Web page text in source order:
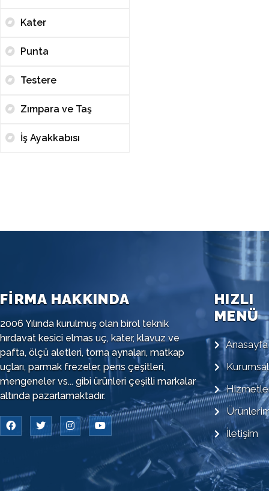
Kater
Punta
Testere
Zımpara ve Taş
İş Ayakkabısı
FİRMA HAKKINDA
2006 Yılında kurulmuş olan birol teknik
hırdavat kesici elmas uç, kater, klavuz ve
pafta, ölçü aletleri, torna aynaları, matkap
uçları, parmak frezeler, pens çeşitleri,
mengeneler vs... gibi ürünleri çeşitli markalar
altında pazarlamaktadır.
HIZLI
MENÜ
Anasayfa
Kurumsal
İletişim